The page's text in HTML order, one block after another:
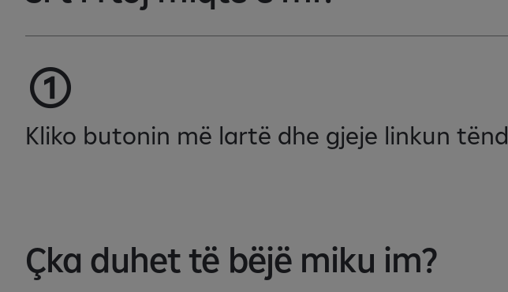
Kliko butonin më lartë dhe gjeje linkun tënd
Çka duhet të bëjë miku im?